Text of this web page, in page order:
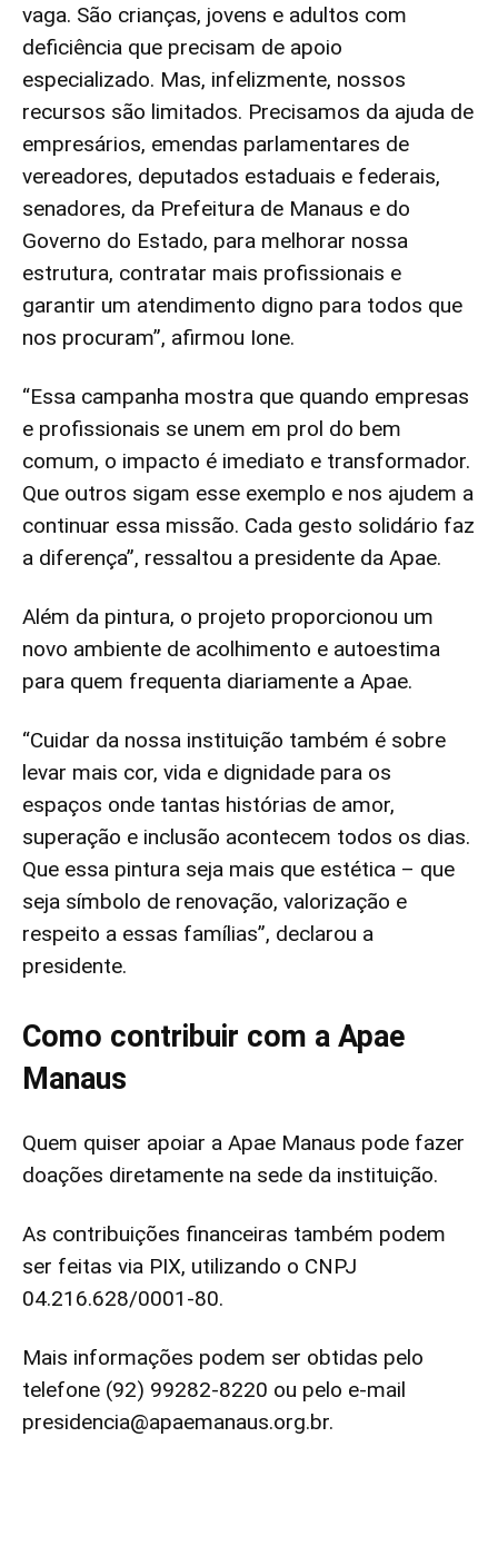
vaga. São crianças, jovens e adultos com
deficiência que precisam de apoio
especializado. Mas, infelizmente, nossos
recursos são limitados. Precisamos da ajuda de
empresários, emendas parlamentares de
vereadores, deputados estaduais e federais,
senadores, da Prefeitura de Manaus e do
Governo do Estado, para melhorar nossa
estrutura, contratar mais profissionais e
garantir um atendimento digno para todos que
nos procuram”, afirmou Ione.
“Essa campanha mostra que quando empresas
e profissionais se unem em prol do bem
comum, o impacto é imediato e transformador.
Que outros sigam esse exemplo e nos ajudem a
continuar essa missão. Cada gesto solidário faz
a diferença”, ressaltou a presidente da Apae.
Além da pintura, o projeto proporcionou um
novo ambiente de acolhimento e autoestima
para quem frequenta diariamente a Apae.
“Cuidar da nossa instituição também é sobre
levar mais cor, vida e dignidade para os
espaços onde tantas histórias de amor,
superação e inclusão acontecem todos os dias.
Que essa pintura seja mais que estética – que
seja símbolo de renovação, valorização e
respeito a essas famílias”, declarou a
presidente.
Como contribuir com a Apae
Manaus
Quem quiser apoiar a Apae Manaus pode fazer
doações diretamente na sede da instituição.
As contribuições financeiras também podem
ser feitas via PIX, utilizando o CNPJ
04.216.628/0001-80.
Mais informações podem ser obtidas pelo
telefone (92) 99282-8220 ou pelo e-mail
presidencia@apaemanaus.org.br.